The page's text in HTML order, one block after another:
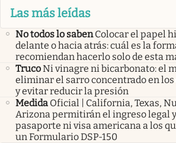
Las más leídas
No todos lo saben Colocar el papel
delante o hacia atrás: cuál es la
recomiendan hacerlo solo de esta
TrucoNi vinagre ni bicarbonato: el
eliminar el sarro concentrado en
y evitar reducir la presión
Medida Oficial | California, Texas,
Arizona permitirán el ingreso legal
pasaporte ni visa americana a los
un Formulario DSP-150